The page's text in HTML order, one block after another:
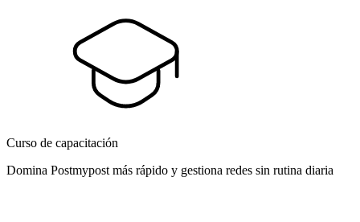
Curso de capacitación
Domina Postmypost más rápido y gestiona redes sin rutina diaria